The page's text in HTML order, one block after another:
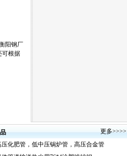
阳钢厂
可根据
更多>>>>
压化肥管，低中压锅炉管，高压合金管